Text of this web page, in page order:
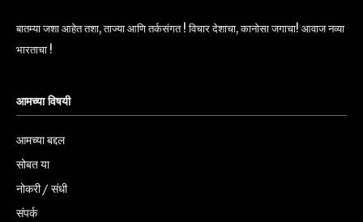
बातम्या जशा आहेत तशा, ताज्या आणि तर्कसंगत ! विचार देशाचा, कानोसा जगाचा! आवाज नव्या
भारताचा !
आमच्या विषयी
आमच्या बद्दल
सोबत या
नोकरी / संधी
संपर्क